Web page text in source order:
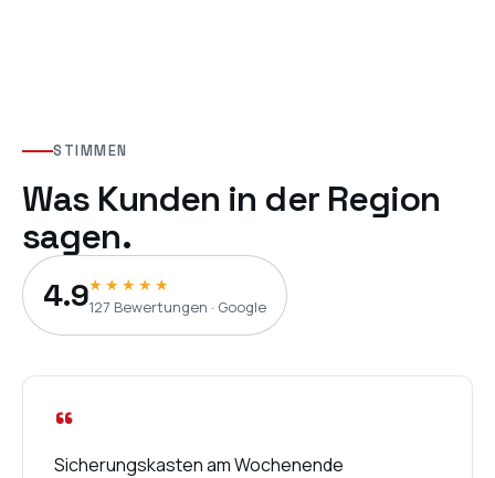
STIMMEN
Was Kunden in der Region
sagen.
4.9★★★★★
127 Bewertungen · Google
“
Sicherungskasten am Wochenende